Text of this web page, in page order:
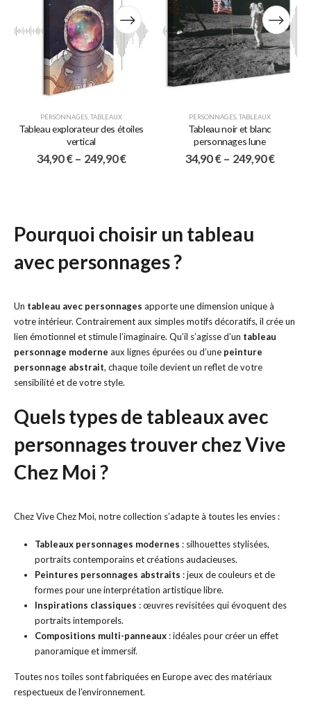
PERSONNAGES TABLEAUX
Tableau explorateur des étoiles
vertical
34,90€ – 249,90€
PERSONNAGES TABLEAUX
Tableau noir et blanc
personnages lune
34,90€ – 249,90€
Pourquoi choisir un tableau
avec personnages ?
Un tableau avec personnages apporte une dimension unique à
votre intérieur. Contrairement aux simples motifs décoratifs, il crée un
lien émotionnel et stimule l’imaginaire. Qu’il s’agisse d’un tableau
personnage moderne aux lignes épurées ou d’une peinture
personnage abstrait, chaque toile devient un reflet de votre
sensibilité et de votre style.
Quels types de tableaux avec
personnages trouver chez Vive
Chez Moi ?
Chez Vive Chez Moi, notre collection s’adapte à toutes les envies :
Tableaux personnages modernes : silhouettes stylisées,
portraits contemporains et créations audacieuses.
Peintures personnages abstraits : jeux de couleurs et de
formes pour une interprétation artistique libre.
Inspirations classiques : œuvres revisitées qui évoquent des
portraits intemporels.
Compositions multi-panneaux: idéales pour créer un effet
panoramique et immersif.
Toutes nos toiles sont fabriquées en Europe avec des matériaux
respectueux de l’environnement.